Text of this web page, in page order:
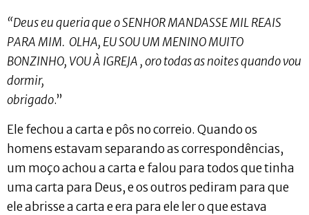
“Deus eu queria que o SENHOR MANDASSE MIL REAIS
PARA MIM. OLHA, EU SOU UM MENINO MUITO
BONZINHO, VOU À IGREJA , oro todas as noites quando vou
dormir,
obrigado.”
Ele fechou a carta e pôs no correio. Quando os
homens estavam separando as correspondências,
um moço achou a carta e falou para todos que tinha
uma carta para Deus, e os outros pediram para que
ele abrisse a carta e era para ele ler o que estava